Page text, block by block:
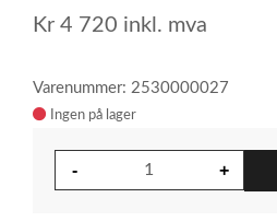
Kr 4 720 inkl. mva
Varenummer: 2530000027
Ingen på lager